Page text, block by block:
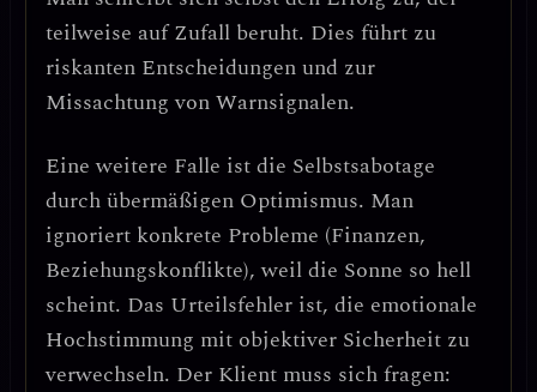
teilweise auf Zufall beruht. Dies führt zu
riskanten Entscheidungen und zur
Missachtung von Warnsignalen.
Eine weitere Falle ist die Selbstsabotage
durch übermäßigen Optimismus. Man
ignoriert konkrete Probleme (Finanzen,
Beziehungskonflikte), weil die Sonne so hell
scheint. Das Urteilsfehler ist, die emotionale
Hochstimmung mit objektiver Sicherheit zu
verwechseln. Der Klient muss sich fragen: